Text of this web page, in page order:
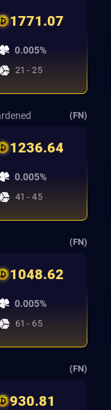
1771.07
0.005%
21 - 25
(FN)
1236.64
0.005%
41 - 45
(FN)
1048.62
0.005%
61 - 65
(FN)
930.81